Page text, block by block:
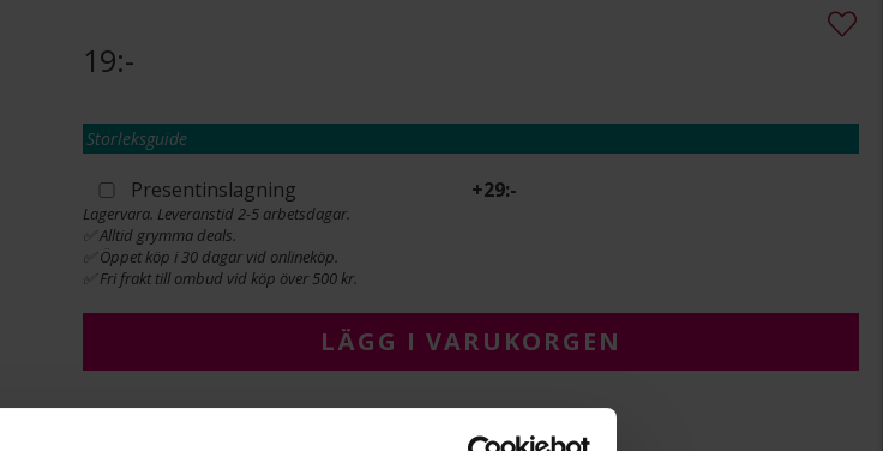
19:-
Storleksguide
Presentinslagning +29:-
Lagervara. Leveranstid 2-5 arbetsdagar.
✅ Alltid grymma deals.
✅ Öppet köp i 30 dagar vid onlineköp.
✅ Fri frakt till ombud vid köp över 500 kr.
LÄGG I VARUKORGEN